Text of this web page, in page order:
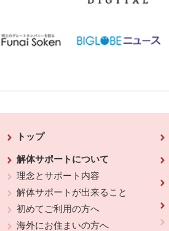
トップ
解体サポートについて
理念とサポート内容
解体サポートが出来ること
初めてご利用の方へ
海外にお住まいの方へ